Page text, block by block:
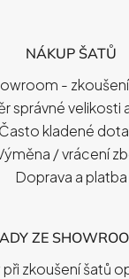
NÁKUP ŠATŮ
-
správné velikosti
Často kladené
/ vrácení
Doprava a platba
ZE
při zkoušení šatů